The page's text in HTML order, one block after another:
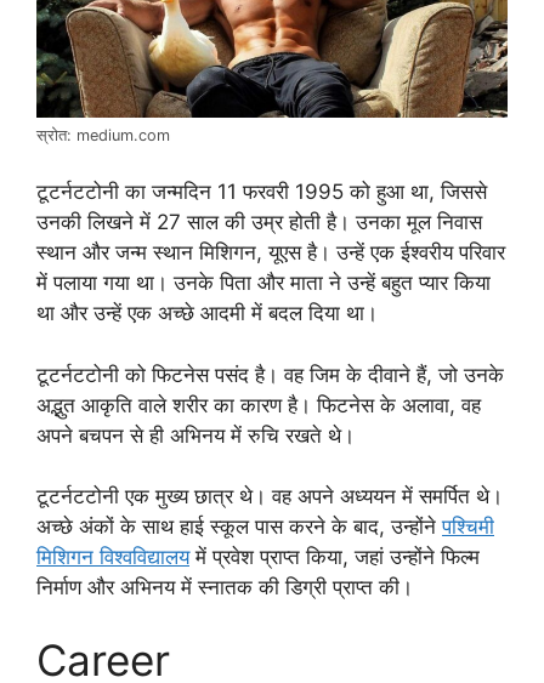
स्रोत: medium.com
टूटर्नटटोनी का जन्मदिन 11 फरवरी 1995 को हुआ था, जिससे
उनकी लिखने में 27 साल की उम्र होती है। उनका मूल निवास
स्थान और जन्म स्थान मिशिगन, यूएस है। उन्हें एक ईश्वरीय परिवार
में पलाया गया था। उनके पिता और माता ने उन्हें बहुत प्यार किया
था और उन्हें एक अच्छे आदमी में बदल दिया था।
टूटर्नटटोनी को फिटनेस पसंद है। वह जिम के दीवाने हैं, जो उनके
अद्भुत आकृति वाले शरीर का कारण है। फिटनेस के अलावा, वह
अपने बचपन से ही अभिनय में रुचि रखते थे।
टूटर्नटटोनी एक मुख्य छात्र थे। वह अपने अध्ययन में समर्पित थे।
अच्छे अंकों के साथ हाई स्कूल पास करने के बाद, उन्होंनेपश्चिमी
मिशिगन विश्वविद्यालयमें प्रवेश प्राप्त किया, जहां उन्होंने फिल्म
निर्माण और अभिनय में स्नातक की डिग्री प्राप्त की।
Career